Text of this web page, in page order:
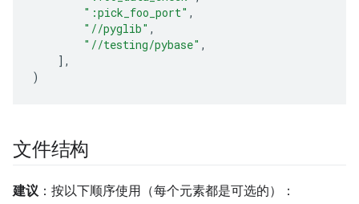
":pick_foo_port" ,
"//pyglib" ,
"//testing/pybase" ,
],
)
文件结构
建议 ：按以下顺序使用（每个元素都是可选的）：